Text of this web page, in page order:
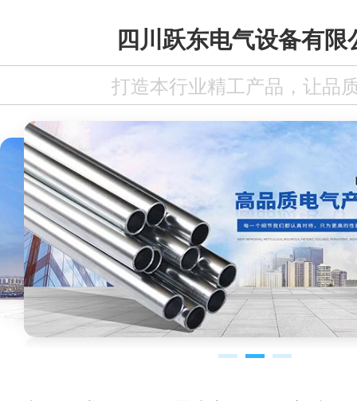
四川跃东电气设备有限
打造本行业精工产品，让品